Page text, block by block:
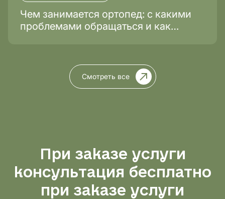
Чем занимается ортопед: с какими
проблемами обращаться и как
Смотреть все
При заказе услуги
консультация бесплатно
при заказе услуги